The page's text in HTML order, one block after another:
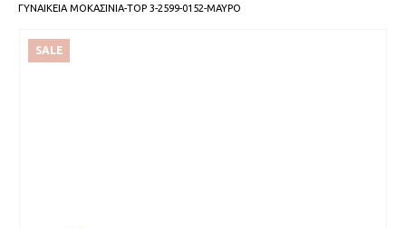
ΓΥΝΑΙΚΕΙΑ ΜΟΚΑΣΙΝΙΑ-TOP 3-2599-0152-ΜΑΥΡΟ
SALE